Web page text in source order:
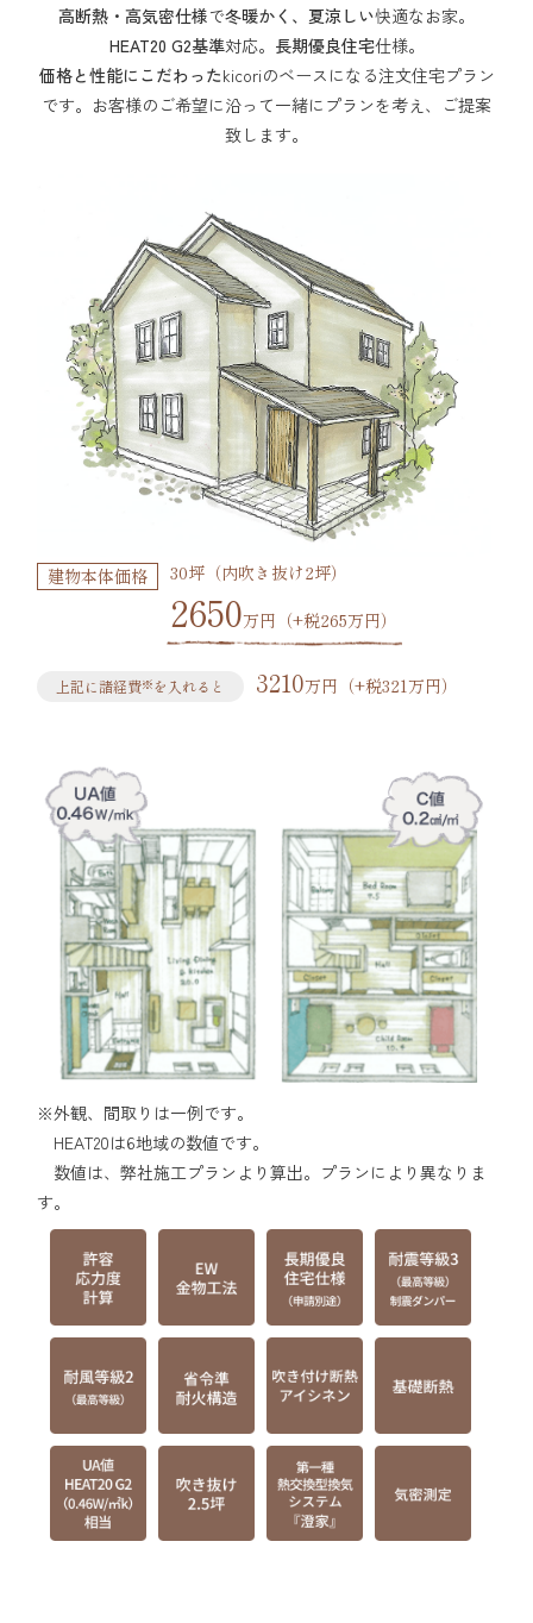
高断熱・高気密仕様で冬暖かく、夏涼しい快適なお家。
HEAT20 G2基準対応。 長期優良住宅仕様。
価格と性能にこだわったkicoriのベースになる注文住宅プラン
です。 お客様のご希望に沿って一緒にプランを考え、ご提案
致します。
建物本体価格 30坪（内吹き抜け2坪）
2650万円（+税265万円）
上記に諸経費※を入れると 3210万円（+税321万円）
※外観、間取りは一例です。
HEAT20は6地域の数値です。
数値は、弊社施工プランより算出。プランにより異なりま
す。